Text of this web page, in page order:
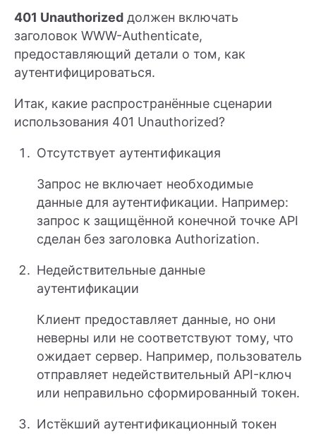
401 Unauthorized должен включать
заголовок WWW-Authenticate,
предоставляющий детали о том, как
аутентифицироваться.
Итак, какие распространённые сценарии
использования 401 Unauthorized?
Отсутствует аутентификация
Запрос не включает необходимые
данные для аутентификации. Например:
запрос к защищённой конечной точке API
сделан без заголовка Authorization.
Недействительные данные
аутентификации
Клиент предоставляет данные, но они
неверны или не соответствуют тому, что
ожидает сервер. Например, пользователь
отправляет недействительный API-ключ
или неправильно сформированный токен.
Истёкший аутентификационный токен